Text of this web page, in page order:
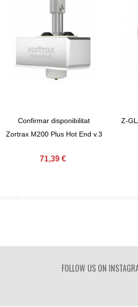
View More
Confirmar disponibilitat
Zortrax M200 Plus Hot End v.3
71,39 €
Z-
FOLLOW US ON